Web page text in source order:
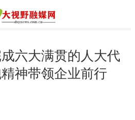
六大满贯的人大代
神带领企业前行